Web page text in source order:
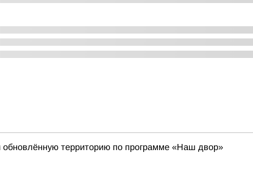
территорию по программе «Наш двор»